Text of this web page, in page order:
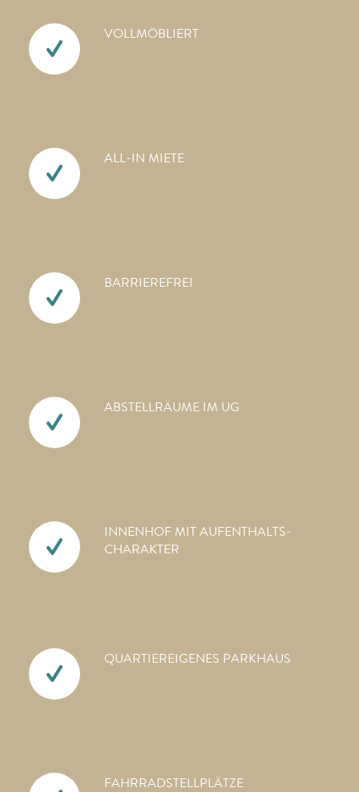
VOLLMÖBLIERT
ALL-IN MIETE
BARRIEREFREI
ABSTELLRÄUME IM UG
INNENHOF MIT AUFENTHALTS­
CHARAKTER
QUARTIEREIGENES PARKHAUS
FAHRRAD­STELLPLÄTZE